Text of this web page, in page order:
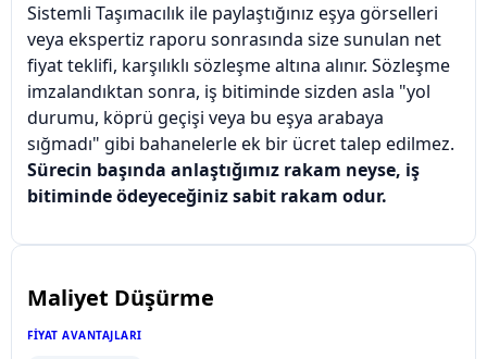
Sistemli Taşımacılık ile paylaştığınız eşya görselleri
veya ekspertiz raporu sonrasında size sunulan net
fiyat teklifi, karşılıklı sözleşme altına alınır. Sözleşme
imzalandıktan sonra, iş bitiminde sizden asla "yol
durumu, köprü geçişi veya bu eşya arabaya
sığmadı" gibi bahanelerle ek bir ücret talep edilmez.
Sürecin başında anlaştığımız rakam neyse, iş
bitiminde ödeyeceğiniz sabit rakam odur.
Maliyet Düşürme
FIYAT AVANTAJLARI